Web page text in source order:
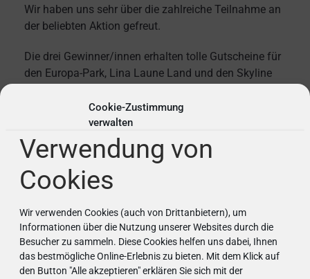
Cookie-Zustimmung
verwalten
Verwendung von
Cookies
Wir verwenden Cookies (auch von Drittanbietern), um
Informationen über die Nutzung unserer Websites durch die
Besucher zu sammeln. Diese Cookies helfen uns dabei, Ihnen
das bestmögliche Online-Erlebnis zu bieten. Mit dem Klick auf
den Button "Alle akzeptieren" erklären Sie sich mit der
Wir haben uns sehr über die zahlreiche Teilnahme an
der beliebten Aktion gefreut.
Die drei Gewinner/innen erhalten tolle Gutscheine für
den Europa-Park, Lina Laune Land und den Skyline
Malwettbewerb erhalten als Trostpreis einen
Gutschein für den Affenberg-Salem.